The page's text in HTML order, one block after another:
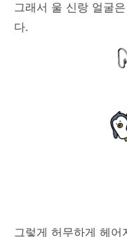
그래서 울 신랑 얼굴
다.
그렇게 허무하게 헤어